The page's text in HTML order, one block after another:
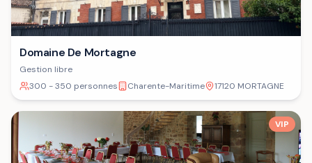
Domaine De Mortagne
Gestion libre
300 - 350 personnes
Charente-Maritime 17120 MORTAGNE
VIP